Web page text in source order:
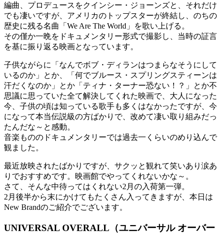
編曲、プロデュースをクインシー・ジョーンズと、それだけ
でも凄いですが、アメリカのトップスターが終結し、のちの
歴史に残る名曲「We Are The World」を歌い上げる。
その僅か一晩をドキュメンタリー形式で撮影し、当時の証言
を基に振り返る映画となっています。
子供ながらに「なんでボブ・ディランはつまらなそうにして
いるのか」とか、「何でブルース・スプリングスティーンは
汗だくなのか」とか「ティナ・ターナー恐ない！？」とか不
思議に思っていた全て解決してくれた映画で、大人になった
今、子供の頃は知っている歌手も多くはなかったですが、今
になって本当伝説級の方ばかりで、改めて凄い取り組みだっ
たんだな～と感動。
音楽もののドキュメンタリーでは過去一くらいのめり込んで
観ました。
最近放映されたばかりですが、サクッと観れて笑いあり涙あ
りでおすすめです。映画館でやってくれないかな～。
さて、そんな中待ってはくれない2月の入荷第一弾。
2月後半から末にかけてもたくさん入ってきますが、本日は
New Brandのご紹介でございます。
UNIVERSAL OVERALL（ユニバーサル オーバー